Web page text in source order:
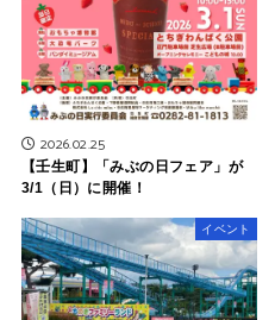
2026.02.25
【壬生町】「みぶの日フェア」が
3/1（日）に開催！
イベント